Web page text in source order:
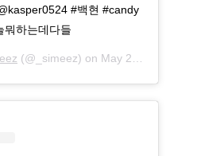
#백현 #candy
뭐하는데다들
(@_simeez) on May 25, 2020 at 7:29am PDT